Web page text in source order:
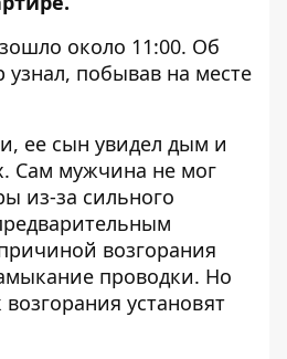
около 11:00. Об
узнал, побывав на месте
ее сын увидел дым и
Сам мужчина не мог
из-за сильного
возгорания
проводки. Но
установят